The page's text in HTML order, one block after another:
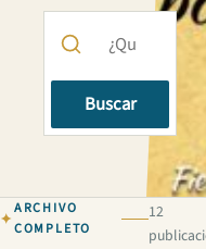
Buscar
ARCHIVO
COMPLETO
12